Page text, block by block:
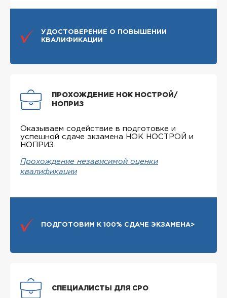
УДОСТОВЕРЕНИЕ О ПОВЫШЕНИИ
КВАЛИФИКАЦИИ
ПРОХОЖДЕНИЕ НОК НОСТРОЙ/
НОПРИЗ
Оказываем содействие в подготовке и
успешной сдаче экзамена НОК НОСТРОЙ и
НОПРИЗ.
Прохождение независимой оценки
квалификации
ПОДГОТОВИМ К 100% СДАЧЕ ЭКЗАМЕНА>
СПЕЦИАЛИСТЫ ДЛЯ СРО